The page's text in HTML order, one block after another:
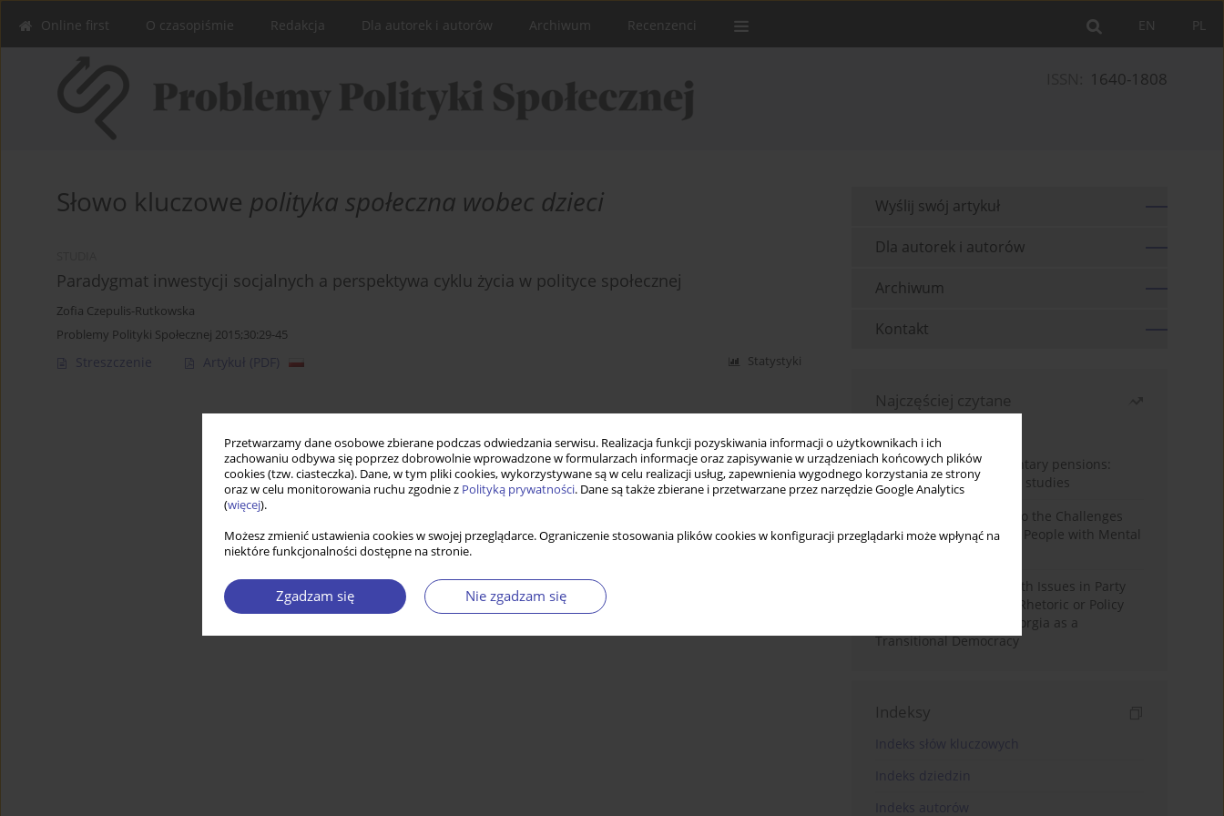
Przetwarzamy dane osobowe zbierane podczas odwiedzania serwisu. Realizacja funkcji pozyskiwania informacji o użytkownikach i ich
zachowaniu odbywa się poprzez dobrowolnie wprowadzone w formularzach informacje oraz zapisywanie w urządzeniach końcowych plików
cookies (tzw. ciasteczka). Dane, w tym pliki cookies, wykorzystywane są w celu realizacji usług, zapewnienia wygodnego korzystania ze strony
oraz w celu monitorowania ruchu zgodnie z Polityką prywatności. Dane są także zbierane i przetwarzane przez narzędzie Google Analytics
(więcej).
Możesz zmienić ustawienia cookies w swojej przeglądarce. Ograniczenie stosowania plików cookies w konfiguracji przeglądarki może wpłynąć na
niektóre funkcjonalności dostępne na stronie.
Zgadzam się Nie zgadzam się
PL
EN
Online first O czasopiśmie Redakcja Dla autorek i autorów Archiwum Recenzenci
1640-1808
Słowo kluczowe polityka społeczna wobec dzieci
Paradygmat inwestycji socjalnych a perspektywa cyklu życia w polityce społecznej
Zofia Czepulis-Rutkowska
Problemy Polityki Społecznej 2015;30:29-45
Streszczenie Artykuł (PDF) Statystyki
Wyślij swój artykuł
Dla autorek i autorów
Archiwum
Kontakt
Najczęściej czytane
Auto-enrolment in voluntary pensions:
Comparative OECD case studies
Bibliometric Insights into the Challenges
and Needs of Homeless People with Mental
The Politicisation of Youth Issues in Party
Programmes: Symbolic Rhetoric or Policy
Priority? The Case of Georgia as a
Transitional Democracy
Indeksy
Indeks słów kluczowych
Indeks dziedzin
Indeks autorów